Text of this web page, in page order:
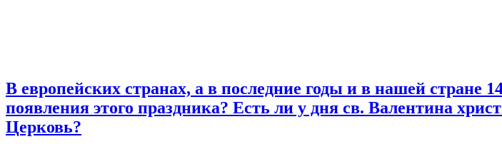
В европейских странах, а в последние годы и в нашей стране
появления этого праздника? Есть ли у дня св. Валентина
Церковь?